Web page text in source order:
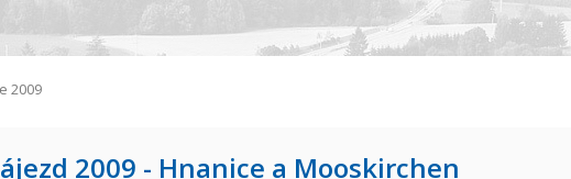
2009
2009 - Hnanice a Mooskirchen